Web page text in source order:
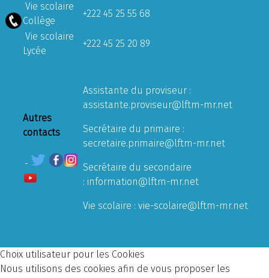
Vie scolaire
Collège
+222 45 25 55 68
Vie scolaire
Lycée
+222 45 25 20 89
Autres
contacts
Assistante du proviseur :
assistante.proviseur@lftm-mr.net
Secrétaire du primaire :
secretaire.primaire@lftm-mr.net
Secrétaire du secondaire
: information@lftm-mr.net
Vie scolaire : vie-scolaire@lftm-mr.net
Choix utilisateur pour les Cookies
Nous utilisons des cookies afin de vous proposer les